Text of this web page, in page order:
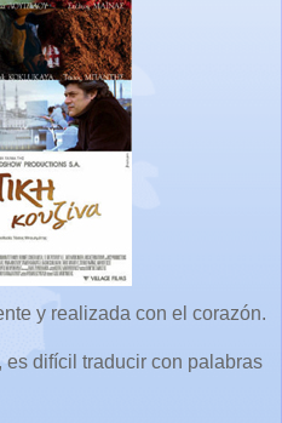
y realizada con el corazón.
es difícil traducir con palabras